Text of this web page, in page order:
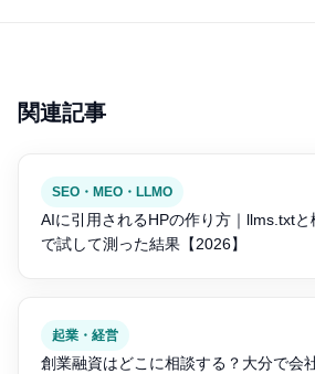
関連記事
SEO・MEO・LLMO
AIに引用されるHPの作り方｜llms.txt
で試して測った結果【2026】
起業・経営
創業融資はどこに相談する？大分で会